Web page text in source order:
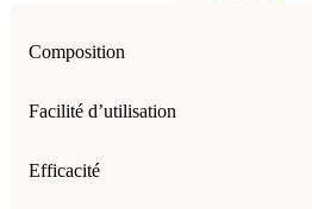
Composition
Facilité d’utilisation
Efficacité